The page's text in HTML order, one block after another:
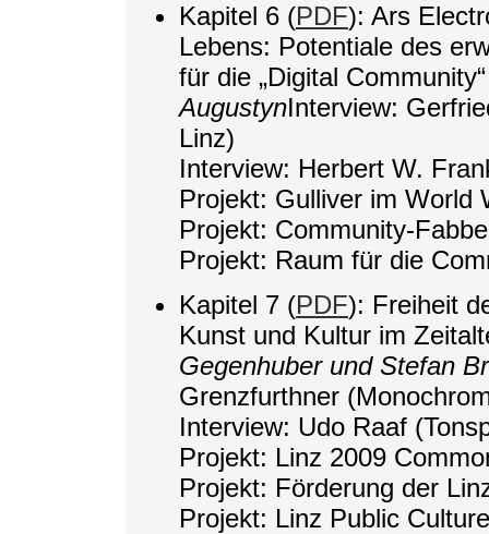
Kapitel 6 (PDF): Ars
Lebens: Potentiale des
für die „Digital
AugustynInterview:
Linz)
Interview: Herbert W.
Projekt: Gulliver im World
Projekt: Community-
Projekt: Raum für die
Kapitel 7 (PDF): Freiheit
Kunst und Kultur im
Gegenhuber und Stefan
Grenzfurthner
Interview: Udo Raaf
Projekt: Linz 2009
Projekt: Förderung der
Projekt: Linz Public